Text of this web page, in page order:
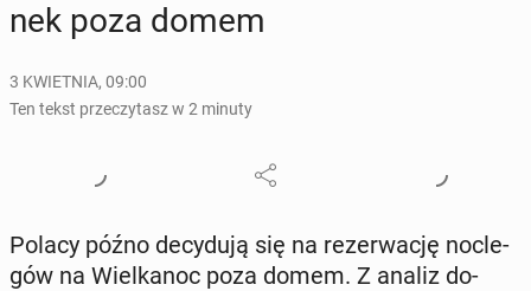
nek poza domem
3 KWIETNIA, 09:00
Ten tekst przeczytasz w 2 minuty
Polacy późno de­cy­du­ją się na re­zer­wa­cję noc­le­
gów na Wiel­ka­noc poza domem. Z analiz do­